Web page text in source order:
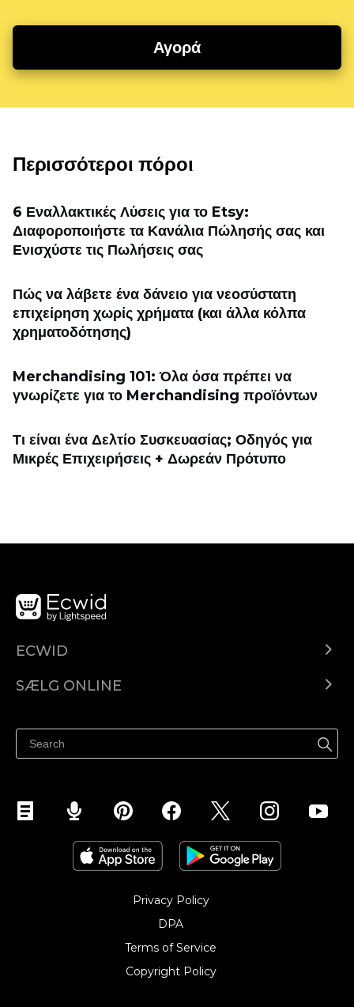
Αγορά
Περισσότεροι πόροι
6 Εναλλακτικές Λύσεις για το Etsy:
Διαφοροποιήστε τα Κανάλια Πώλησής σας και
Ενισχύστε τις Πωλήσεις σας
Πώς να λάβετε ένα δάνειο για νεοσύστατη
επιχείρηση χωρίς χρήματα (και άλλα κόλπα
χρηματοδότησης)
Merchandising 101: Όλα όσα πρέπει να
γνωρίζετε για το Merchandising προϊόντων
Τι είναι ένα Δελτίο Συσκευασίας; Οδηγός για
Μικρές Επιχειρήσεις + Δωρεάν Πρότυπο
ECWID
Pris
SÆLG ONLINE
Sælg på Facebook
Sælg på Instagram
Privacy Policy
DPA
Terms of Service
Copyright Policy‎